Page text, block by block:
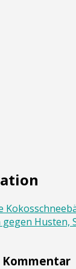
gegen Husten,